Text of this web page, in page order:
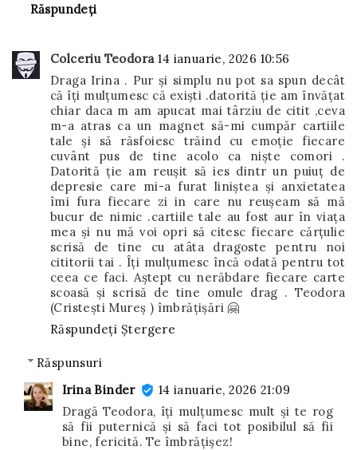
Răspundeți
Colceriu Teodora 14 ianuarie, 2026 10:56
Draga Irina . Pur și simplu nu pot sa spun decât
că îți mulțumesc că exiști .datorită ție am învățat
chiar daca m am apucat mai târziu de citit ,ceva
m-a atras ca un magnet să-mi cumpăr cartiile
tale și să răsfoiesc trăind cu emoție fiecare
cuvânt pus de tine acolo ca niște comori .
Datorită ție am reușit să ies dintr un puiuț de
depresie care mi-a furat liniștea și anxietatea
îmi fura fiecare zi in care nu reușeam să mă
bucur de nimic .cartiile tale au fost aur în viața
mea și nu mă voi opri să citesc fiecare cărțulie
scrisă de tine cu atâta dragoste pentru noi
cititorii tai . Îți mulțumesc încă odată pentru tot
ceea ce faci. Aștept cu nerăbdare fiecare carte
scoasă și scrisă de tine omule drag . Teodora
(Cristești Mureș ) îmbrățișări 🤗
Răspundeți Ștergere
Răspunsuri
Irina Binder
14 ianuarie, 2026 21:09
Dragă Teodora, îți mulțumesc mult și te rog
să fii puternică și să faci tot posibilul să fii
bine, fericită. Te îmbrățișez!